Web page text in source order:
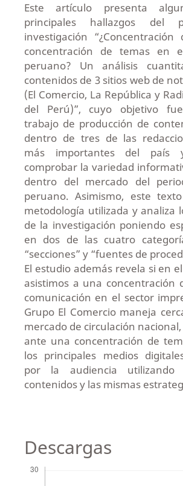
Este artículo presenta
principales hallazgos del
investigación
concentración de temas en
peruano? Un análisis
contenidos de 3 sitios web de
(El Comercio, La República y
del Perú)”, cuyo objetivo
trabajo de producción de
dentro de tres de las
más importantes del país
comprobar la variedad
dentro del mercado del
peruano. Asimismo, este
metodología utilizada y analiza
de la investigación poniendo
en dos de las cuatro
“secciones” y “fuentes de
El estudio además revela si en
asistimos a una concentración
comunicación en el sector
Grupo El Comercio maneja
mercado de circulación
ante una concentración de
los principales medios
por la audiencia utilizando
contenidos y las mismas
Descargas